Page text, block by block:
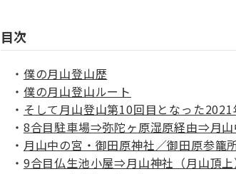
目次
僕の月山登山歴
僕の月山登山ルート
そして月山登山第10回目となった2021
8合目駐車場⇒弥陀ヶ原湿原経由⇒月山
月山中の宮・御田原神社／御田原参籠
9合目仏生池小屋⇒月山神社（月山頂上